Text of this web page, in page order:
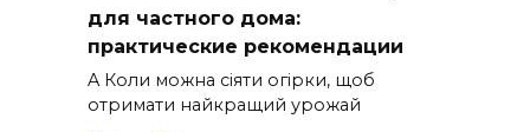
для частного дома:
практические рекомендации
A Коли можна сіяти огірки, щоб
отримати найкращий урожай